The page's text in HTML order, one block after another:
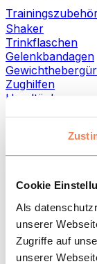
Cookie
Als
unserer
Zugriffe auf
unserer
Shaker
Trinkflaschen
Gelenkbandagen
Zughilfen
Handtücher
Faszien- und
Weitere
Taschen &
Essenstaschen
Sporttaschen